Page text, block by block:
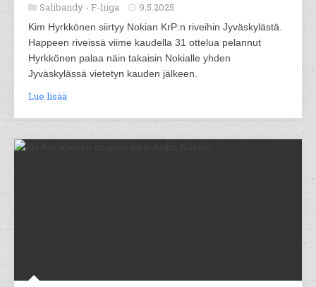
Salibandy - F-liiga 9.5.2025
Kim Hyrkkönen siirtyy Nokian KrP:n riveihin Jyväskylästä.
Happeen riveissä viime kaudella 31 ottelua pelannut
Hyrkkönen palaa näin takaisin Nokialle yhden
Jyväskylässä vietetyn kauden jälkeen.
Lue lisää